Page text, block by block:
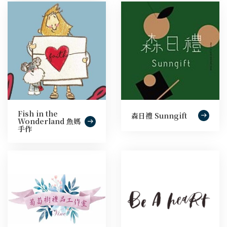
Fish in the
Wonderland 魚媽
手作
森日禮 Sunngift